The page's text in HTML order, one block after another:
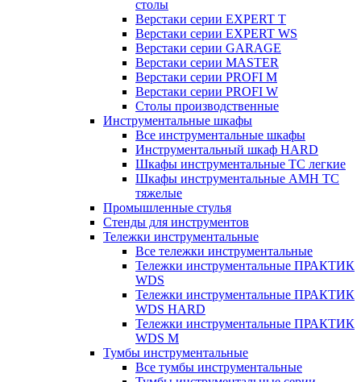
столы
Верстаки серии EXPERT T
Верстаки серии EXPERT WS
Верстаки серии GARAGE
Верстаки серии MASTER
Верстаки серии PROFI M
Верстаки серии PROFI W
Столы производственные
Инструментальные шкафы
Все инструментальные шкафы
Инструментальный шкаф HARD
Шкафы инструментальные ТС легкие
Шкафы инструментальные AMH TC
тяжелые
Промышленные стулья
Стенды для инструментов
Тележки инструментальные
Все тележки инструментальные
Тележки инструментальные ПРАКТИК
WDS
Тележки инструментальные ПРАКТИК
WDS HARD
Тележки инструментальные ПРАКТИК
WDS M
Тумбы инструментальные
Все тумбы инструментальные